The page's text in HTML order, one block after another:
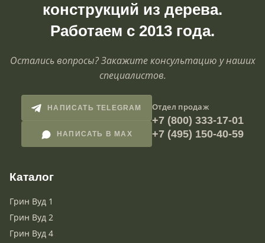
конструкций из дерева.
Работаем с 2013 года.
Остались вопросы? Закажите консультацию у наших
специалистов.
НАПИСАТЬ TELEGRAM
НАПИСАТЬ В MAX
Отдел продаж
+7 (800) 333-17-01
+7 (495) 150-40-59
Каталог
Грин Вуд 1
Грин Вуд 2
Грин Вуд 4